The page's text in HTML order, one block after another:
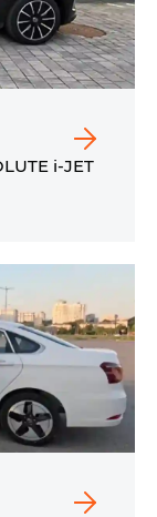
i‑JET